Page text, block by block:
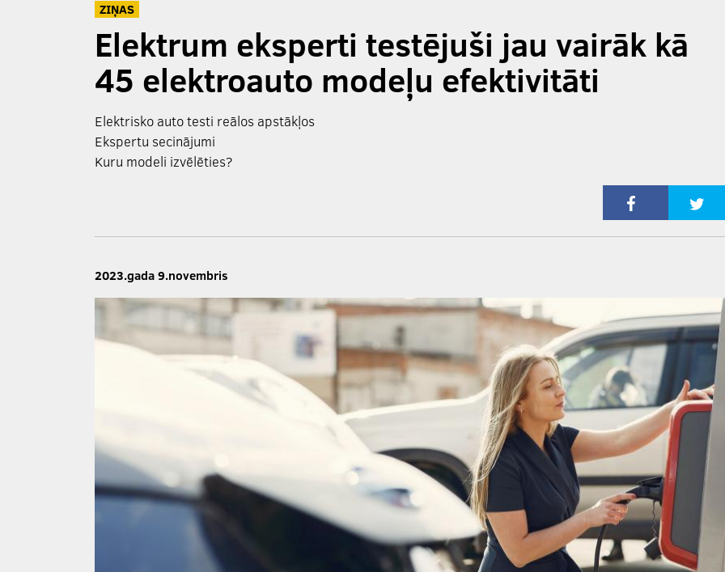
ZIŅAS
Elektrum eksperti testējuši jau vairāk kā
45 elektroauto modeļu efektivitāti
Elektrisko auto testi reālos apstākļos
Ekspertu secinājumi
Kuru modeli izvēlēties?
2023.gada 9.novembris